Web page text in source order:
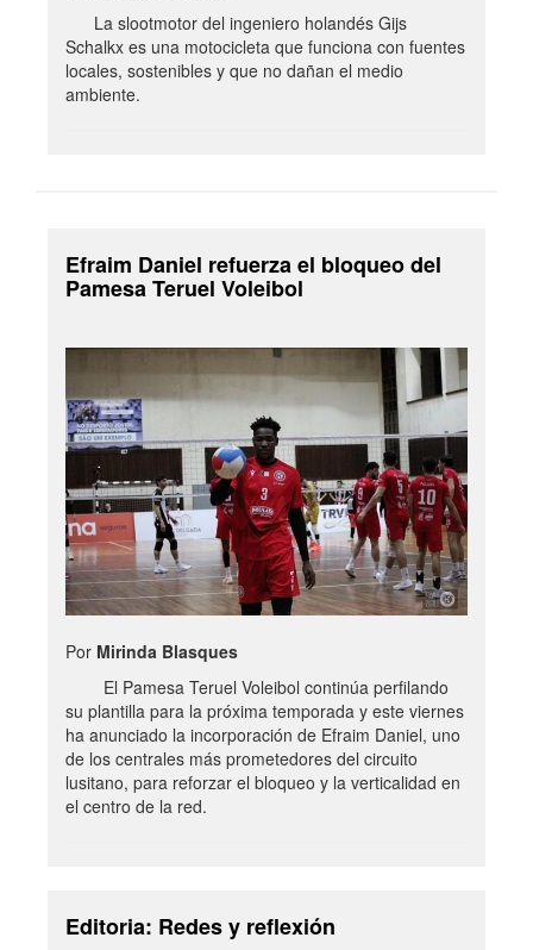
La slootmotor del ingeniero holandés Gijs
Schalkx es una motocicleta que funciona con fuentes
locales, sostenibles y que no dañan el medio
ambiente.
Efraim Daniel refuerza el bloqueo del
Pamesa Teruel Voleibol
Por Mirinda Blasques
El Pamesa Teruel Voleibol continúa perfilando
su plantilla para la próxima temporada y este viernes
ha anunciado la incorporación de Efraim Daniel, uno
de los centrales más prometedores del circuito
lusitano, para reforzar el bloqueo y la verticalidad en
el centro de la red.
Editoria: Redes y reflexión